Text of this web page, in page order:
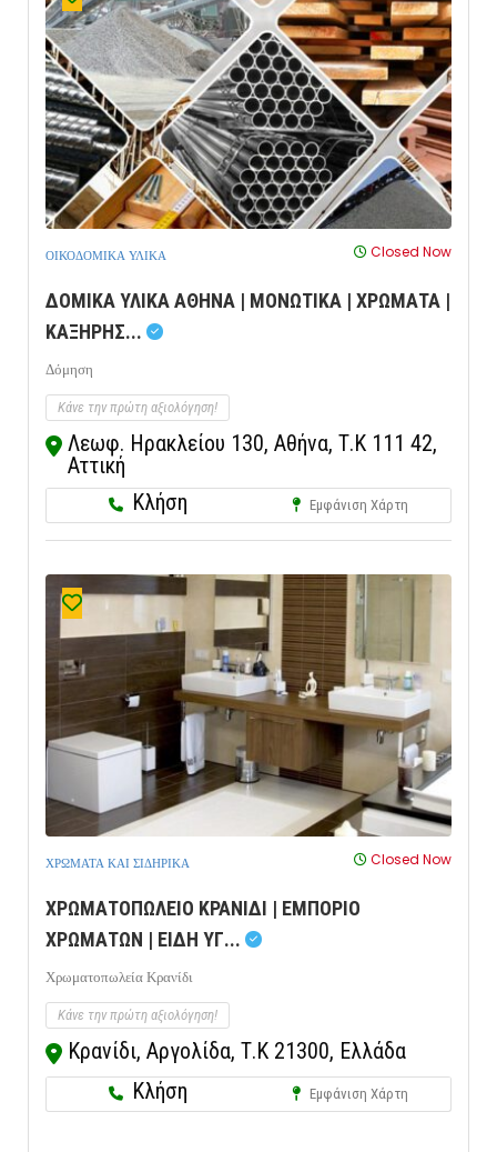
ΟΙΚΟΔΟΜΙΚΑ ΥΛΙΚΑ Closed Now
ΔΟΜΙΚΑ ΥΛΙΚΑ ΑΘΗΝΑ | ΜΟΝΩΤΙΚΑ | ΧΡΩΜΑΤΑ |
ΚΑΞΗΡΗΣ...
Δόμηση
Κάνε την πρώτη αξιολόγηση!
Λεωφ. Ηρακλείου 130, Αθήνα, Τ.Κ 111 42,
Αττική
Κλήση
Εμφάνιση Χάρτη
ΧΡΩΜΑΤΑ ΚΑΙ ΣΙΔΗΡΙΚΑ Closed Now
ΧΡΩΜΑΤΟΠΩΛΕΙΟ ΚΡΑΝΙΔΙ | ΕΜΠΟΡΙΟ
ΧΡΩΜΑΤΩΝ | ΕΙΔΗ ΥΓ...
Χρωματοπωλεία Κρανίδι
Κάνε την πρώτη αξιολόγηση!
Κρανίδι, Αργολίδα, Τ.Κ 21300, Ελλάδα
Κλήση
Εμφάνιση Χάρτη